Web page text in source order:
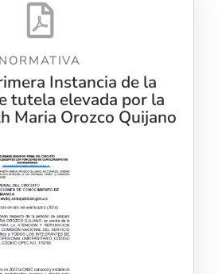
NORMATIVA
Instancia de la
tutela elevada por la
Maria Orozco Quijano